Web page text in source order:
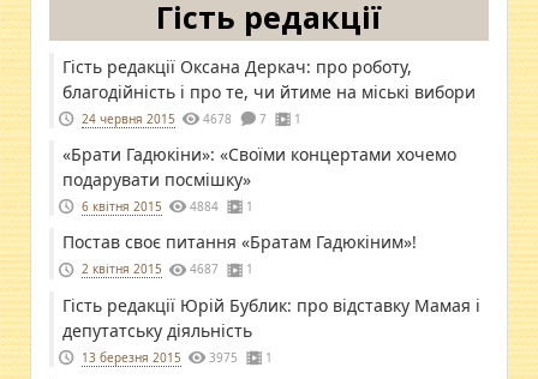
Гість редакції
Гість редакції Оксана Деркач: про роботу,
благодійність і про те, чи йтиме на міські вибори
24 червня 2015 4678 7 1
«Брати Гадюкіни»: «Своїми концертами хочемо
подарувати посмішку»
6 квітня 2015 4884 1
Постав своє питання «Братам Гадюкіним»!
2 квітня 2015 4687 1
Гість редакції Юрій Бублик: про відставку Мамая і
депутатську діяльність
13 березня 2015 3975 1